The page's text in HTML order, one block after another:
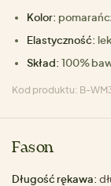
Kolor:
Elastyczność:
Skład: 100%
Kod produktu: B-
Fason
Długość rękawa: